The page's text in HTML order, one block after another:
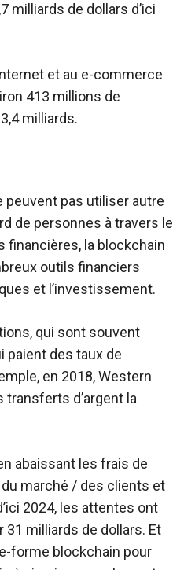
milliards de dollars d’ici
et au e-commerce
413 millions de
milliards.
pas utiliser autre
de personnes à travers le
financières, la blockchain
outils financiers
et l’investissement.
qui sont souvent
paient des taux de
en 2018, Western
d’argent la
abaissant les frais de
marché / des clients et
2024, les attentes ont
31 milliards de dollars. Et
forme blockchain pour